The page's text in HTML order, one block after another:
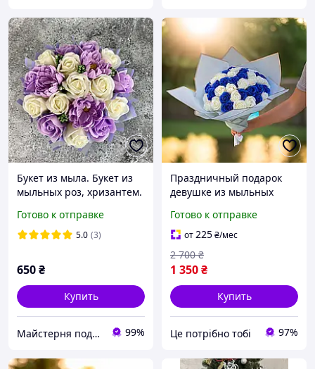
Букет из мыла. Букет из
мыльных роз, хризантем.
учительнице
Готово к отправке
5.0 (3)
650₴
Купить
Майстерня подарунків Родзинка (Rodzunka) 99%
Праздничный подарок
девушке из мыльных
розочки, подарок
любимой на день|ЭТО
НУЖНО
Готово к отправке
от225₴/мес
1 350₴
2 700 ₴
Купить
Це потрібно тобі 97%